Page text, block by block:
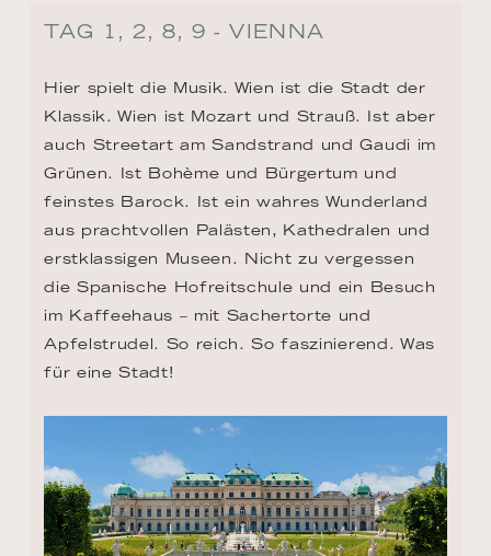
TAG 1, 2, 8, 9 - VIENNA
Hier spielt die Musik. Wien ist die Stadt der
Klassik. Wien ist Mozart und Strauß. Ist aber
auch Streetart am Sandstrand und Gaudi im
Grünen. Ist Bohème und Bürgertum und
feinstes Barock. Ist ein wahres Wunderland
aus prachtvollen Palästen, Kathedralen und
erstklassigen Museen. Nicht zu vergessen
die Spanische Hofreitschule und ein Besuch
im Kaffeehaus – mit Sachertorte und
Apfelstrudel. So reich. So faszinierend. Was
für eine Stadt!